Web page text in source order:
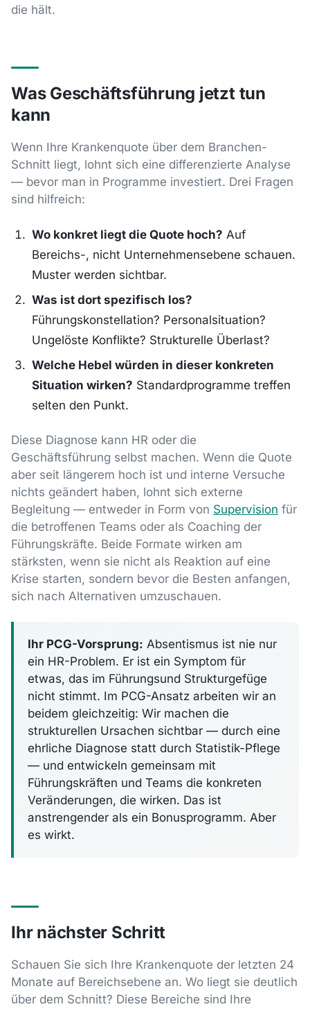
die hält.
Was Geschäftsführung jetzt tun
kann
Wenn Ihre Krankenquote über dem Branchen-
Schnitt liegt, lohnt sich eine differenzierte Analyse
— bevor man in Programme investiert. Drei Fragen
sind hilfreich:
Wo konkret liegt die Quote hoch? Auf
Bereichs-, nicht Unternehmensebene schauen.
Muster werden sichtbar.
Was ist dort spezifisch los?
Führungskonstellation? Personalsituation?
Ungelöste Konflikte? Strukturelle Überlast?
Welche Hebel würden in dieser konkreten
Situation wirken? Standardprogramme treffen
selten den Punkt.
Diese Diagnose kann HR oder die
Geschäftsführung selbst machen. Wenn die Quote
aber seit längerem hoch ist und interne Versuche
nichts geändert haben, lohnt sich externe
Begleitung — entweder in Form von Supervision für
die betroffenen Teams oder als Coaching der
Führungskräfte. Beide Formate wirken am
stärksten, wenn sie nicht als Reaktion auf eine
Krise starten, sondern bevor die Besten anfangen,
sich nach Alternativen umzuschauen.
Ihr PCG-Vorsprung: Absentismus ist nie nur
ein HR-Problem. Er ist ein Symptom für
etwas, das im Führungsund Strukturgefüge
nicht stimmt. Im PCG-Ansatz arbeiten wir an
beidem gleichzeitig: Wir machen die
strukturellen Ursachen sichtbar — durch eine
ehrliche Diagnose statt durch Statistik-Pflege
— und entwickeln gemeinsam mit
Führungskräften und Teams die konkreten
Veränderungen, die wirken. Das ist
anstrengender als ein Bonusprogramm. Aber
es wirkt.
Ihr nächster Schritt
Schauen Sie sich Ihre Krankenquote der letzten 24
Monate auf Bereichsebene an. Wo liegt sie deutlich
über dem Schnitt? Diese Bereiche sind Ihre